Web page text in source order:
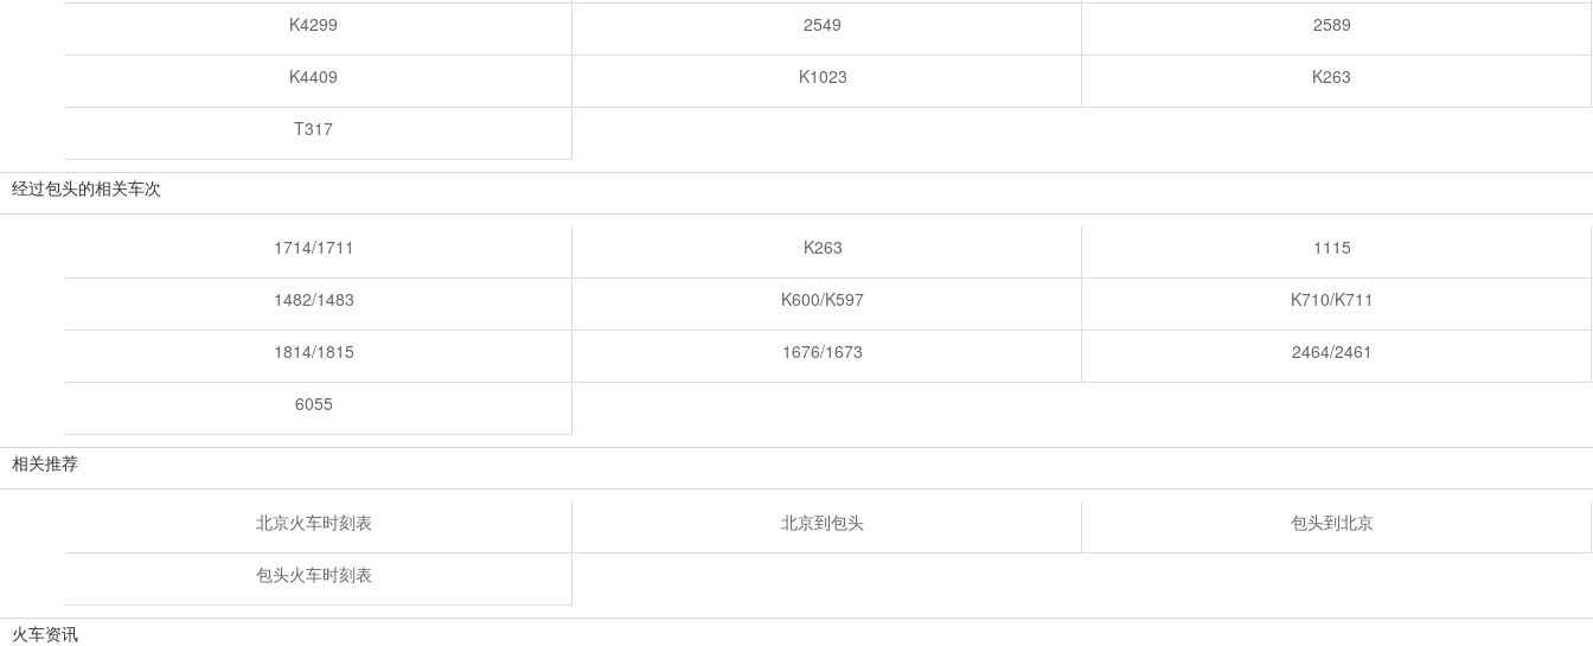
K4299 2549 2589
K4409 K1023 K263
T317
经过包头的相关车次
1714/1711 K263 1115
1482/1483 K600/K597 K710/K711
1814/1815 1676/1673 2464/2461
6055
相关推荐
北京火车时刻表 北京到包头 包头到北京
包头火车时刻表
火车资讯